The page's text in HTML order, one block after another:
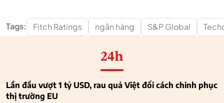
Tags: Fitch Ratings ngân hàng S&P Global
24h
Lần đầu vượt 1 tỷ USD, rau quả Việt đổi cách chinh phục
thị trường EU